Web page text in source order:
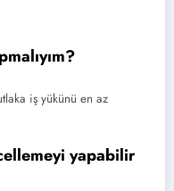
iş yükünü en az
yapabilir